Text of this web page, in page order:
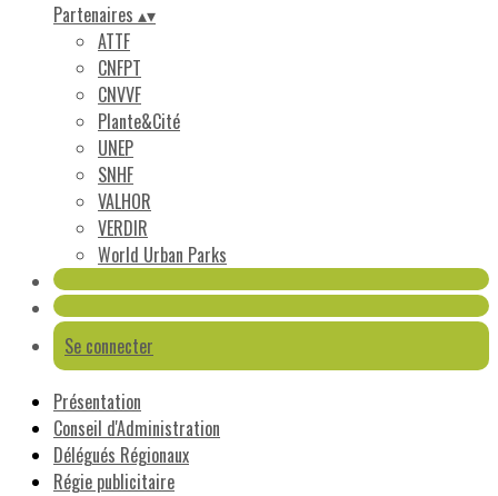
Partenaires ▴▾
ATTF
CNFPT
CNVVF
Plante&Cité
UNEP
SNHF
VALHOR
VERDIR
World Urban Parks
Se connecter
Présentation
Conseil d'Administration
Délégués Régionaux
Régie publicitaire